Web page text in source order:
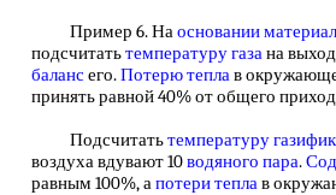
Пример 6. Наосновании
подсчитатьтемпературу газана
балансего.Потерю теплав
принять равной 40% от общего
Подсчитатьтемпературу
воздуха вдувают 10водяного пара.
равным 100%, апотери теплав